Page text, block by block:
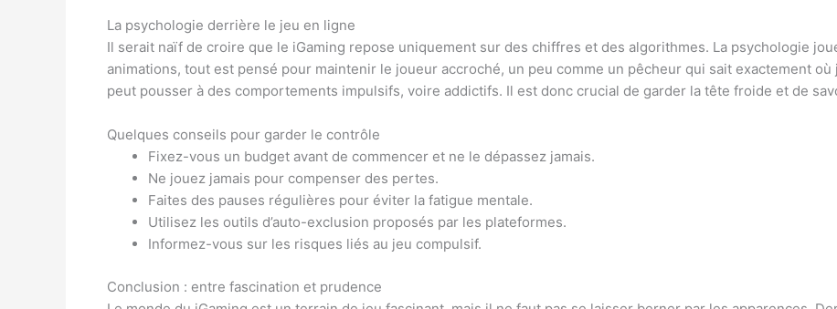
La psychologie derrière le jeu en ligne
Il serait naïf de croire que le iGaming repose uniquement sur des chiffres et des algorithmes. La psychologie
animations, tout est pensé pour maintenir le joueur accroché, un peu comme un pêcheur qui sait exactement
peut pousser à des comportements impulsifs, voire addictifs. Il est donc crucial de garder la tête froide et de
Quelques conseils pour garder le contrôle
Fixez-vous un budget avant de commencer et ne le dépassez jamais.
Ne jouez jamais pour compenser des pertes.
Faites des pauses régulières pour éviter la fatigue mentale.
Utilisez les outils d’auto-exclusion proposés par les plateformes.
Informez-vous sur les risques liés au jeu compulsif.
Conclusion : entre fascination et prudence